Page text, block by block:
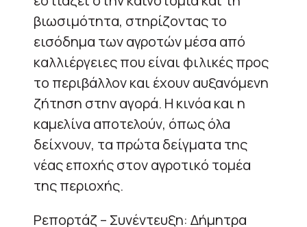
βιωσιμότητα, στηρίζοντας το
εισόδημα των αγροτών μέσα από
καλλιέργειες που είναι φιλικές προς
το περιβάλλον και έχουν αυξανόμενη
ζήτηση στην αγορά. Η κινόα και η
καμελίνα αποτελούν, όπως όλα
δείχνουν, τα πρώτα δείγματα της
νέας εποχής στον αγροτικό τομέα
της περιοχής.
Ρεπορτάζ – Συνέντευξη: Δήμητρα